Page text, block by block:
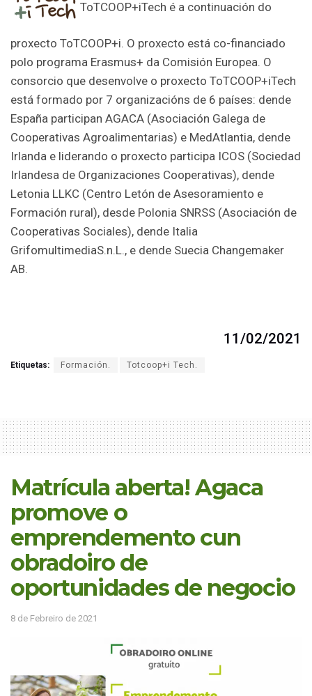
ToTCOOP+iTech é a continuación do
proxecto ToTCOOP+i. O proxecto está co-financiado
polo programa Erasmus+ da Comisión Europea. O
consorcio que desenvolve o proxecto ToTCOOP+iTech
está formado por 7 organizacións de 6 países: dende
España participan AGACA (Asociación Galega de
Cooperativas Agroalimentarias) e MedAtlantia, dende
Irlanda e liderando o proxecto participa ICOS (Sociedad
Irlandesa de Organizaciones Cooperativas), dende
Letonia LLKC (Centro Letón de Asesoramiento e
Formación rural), desde Polonia SNRSS (Asociación de
Cooperativas Sociales), dende Italia
GrifomultimediaS.n.L., e dende Suecia Changemaker
AB.
11/02/2021
Etiquetas: Formación. Totcoop+i Tech.
Matrícula aberta! Agaca
promove o
emprendemento cun
obradoiro de
oportunidades de negocio
8 de Febreiro de 2021